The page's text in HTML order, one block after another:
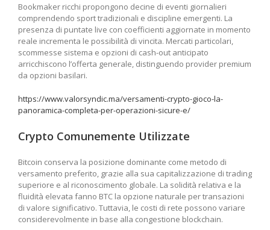
Bookmaker ricchi propongono decine di eventi giornalieri
comprendendo sport tradizionali e discipline emergenti. La
presenza di puntate live con coefficienti aggiornate in momento
reale incrementa le possibilità di vincita. Mercati particolari,
scommesse sistema e opzioni di cash-out anticipato
arricchiscono l’offerta generale, distinguendo provider premium
da opzioni basilari.
https://www.valorsyndic.ma/versamenti-crypto-gioco-la-
panoramica-completa-per-operazioni-sicure-e/
Crypto Comunemente Utilizzate
Bitcoin conserva la posizione dominante come metodo di
versamento preferito, grazie alla sua capitalizzazione di trading
superiore e al riconoscimento globale. La solidità relativa e la
fluidità elevata fanno BTC la opzione naturale per transazioni
di valore significativo. Tuttavia, le costi di rete possono variare
considerevolmente in base alla congestione blockchain.